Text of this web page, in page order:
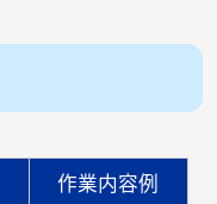
作業内容例